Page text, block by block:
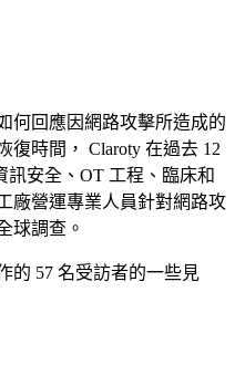
何回應因網路攻擊所造成的
復時間， Claroty 在過去 12
訊安全、OT 工程、臨床和
廠營運專業人員針對網路攻
球調查。
的 57 名受訪者的一些見